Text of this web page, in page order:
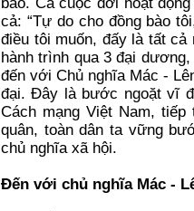
bào. Cả cuộc đời hoạt
cả: “Tự do cho đồng bào
điều tôi muốn, đấy là tất
hành trình qua 3 đại
đến với Chủ nghĩa Mác -
đại. Đây là bước ngoặt vĩ
Cách mạng Việt Nam,
quân, toàn dân ta vững
chủ nghĩa xã hội.
Đến với chủ nghĩa Mác -